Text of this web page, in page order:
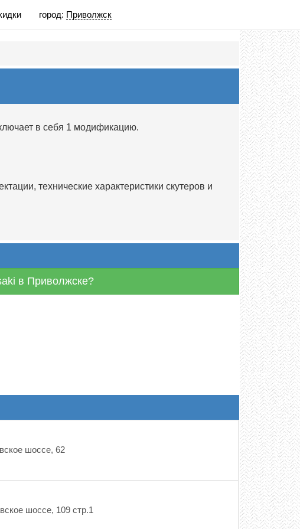
город: Приволжск
в себя 1 модификацию.
технические характеристики скутеров и
в Приволжске?
шоссе, 62
шоссе, 109 стр.1